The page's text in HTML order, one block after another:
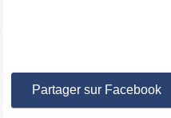
Partager sur Facebook